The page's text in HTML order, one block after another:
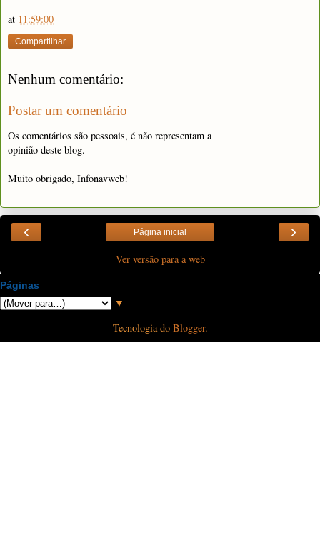
at 11:59:00
Compartilhar
Nenhum comentário:
Postar um comentário
Os comentários são pessoais, é não representam a
opinião deste blog.
Muito obrigado, Infonavweb!
‹ ›
Página inicial
Ver versão para a web
Páginas
▼
Tecnologia do Blogger.